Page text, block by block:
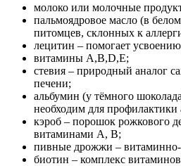
молоко или молочные
пальмоядровое масло (в
питомцев, склонных к
лецитин – помогает
витамины A,В,D,Е;
стевия – природный аналог
печени;
альбумин (у тёмного
необходим для профилактики
кэроб – порошок рожкового
витаминами А, В;
пивные дрожжи – витаминно-
биотин – комплекс